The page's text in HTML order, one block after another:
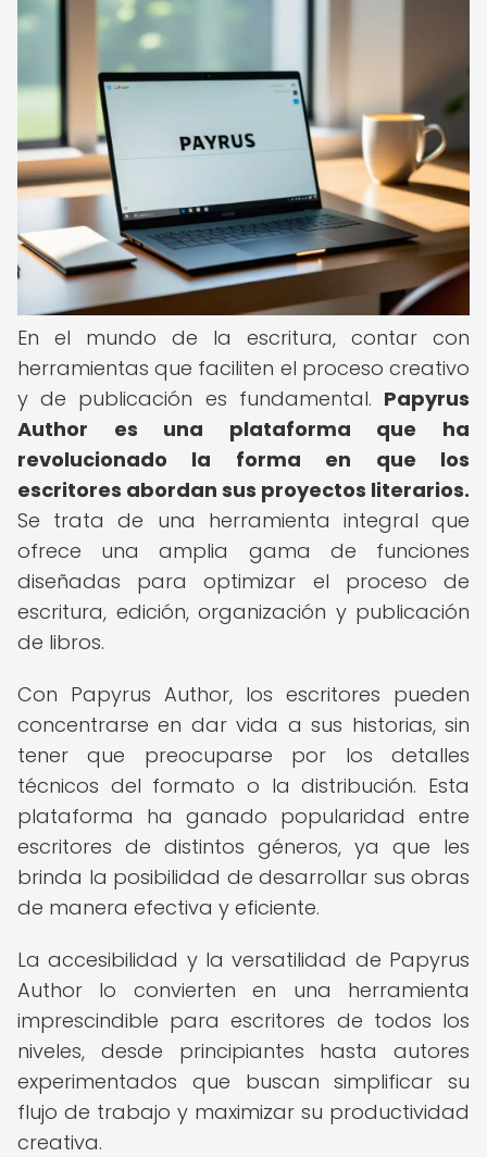
En el mundo de la escritura, contar con
herramientas que faciliten el proceso creativo
y de publicación es fundamental. Papyrus
Author es una plataforma que ha
revolucionado la forma en que los
escritores abordan sus proyectos literarios.
Se trata de una herramienta integral que
ofrece una amplia gama de funciones
diseñadas para optimizar el proceso de
escritura, edición, organización y publicación
de libros.
Con Papyrus Author, los escritores pueden
concentrarse en dar vida a sus historias, sin
tener que preocuparse por los detalles
técnicos del formato o la distribución. Esta
plataforma ha ganado popularidad entre
escritores de distintos géneros, ya que les
brinda la posibilidad de desarrollar sus obras
de manera efectiva y eficiente.
La accesibilidad y la versatilidad de Papyrus
Author lo convierten en una herramienta
imprescindible para escritores de todos los
niveles, desde principiantes hasta autores
experimentados que buscan simplificar su
flujo de trabajo y maximizar su productividad
creativa.